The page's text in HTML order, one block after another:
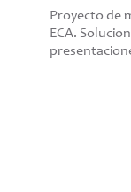
Proyecto de
ECA.